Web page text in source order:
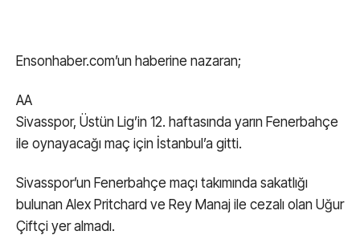
Ensonhaber.com’un haberine nazaran;
AA
Sivasspor, Üstün Lig’in 12. haftasında yarın Fenerbahçe
ile oynayacağı maç için İstanbul’a gitti.
Sivasspor’un Fenerbahçe maçı takımında sakatlığı
bulunan Alex Pritchard ve Rey Manaj ile cezalı olan Uğur
Çiftçi yer almadı.